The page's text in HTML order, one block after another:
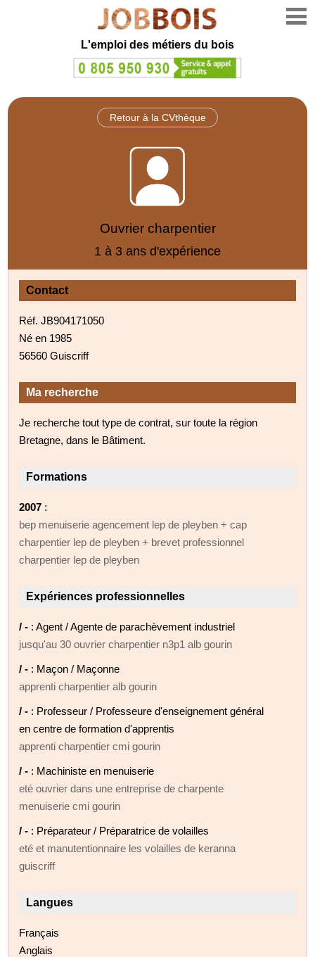
L'emploi des métiers du bois
Retour à la CVthèque
Ouvrier charpentier
1 à 3 ans d'expérience
Contact
Réf. JB904171050
Né en 1985
56560 Guiscriff
Ma recherche
Je recherche tout type de contrat, sur toute la région
Bretagne, dans le Bâtiment.
Formations
2007 :
bep menuiserie agencement lep de pleyben + cap
charpentier lep de pleyben + brevet professionnel
charpentier lep de pleyben
Expériences professionnelles
/ - : Agent / Agente de parachèvement industriel
jusqu'au 30 ouvrier charpentier n3p1 alb gourin
/ - : Maçon / Maçonne
apprenti charpentier alb gourin
/ - : Professeur / Professeure d'enseignement général
en centre de formation d'apprentis
apprenti charpentier cmi gourin
/ - : Machiniste en menuiserie
eté ouvrier dans une entreprise de charpente
menuiserie cmi gourin
/ - : Préparateur / Préparatrice de volailles
eté et manutentionnaire les volailles de keranna
guiscriff
Langues
Français
Anglais